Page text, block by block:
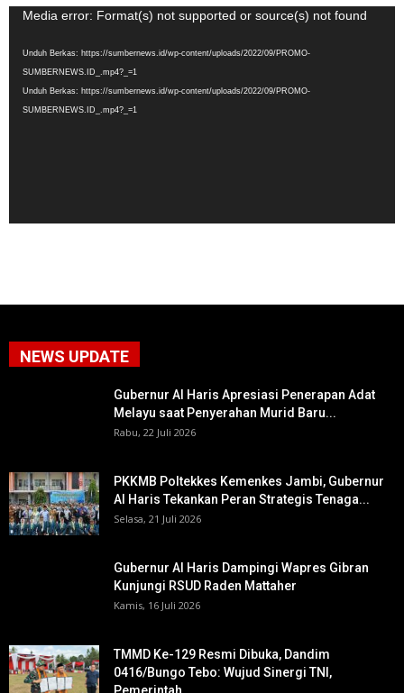
Pemutar
Media error: Format(s) not supported or source(s) not found
Unduh Berkas: https://sumbernews.id/wp-content/uploads/2022/09/PROMO-
SUMBERNEWS.ID_.mp4?_=1
Unduh Berkas: https://sumbernews.id/wp-content/uploads/2022/09/PROMO-
SUMBERNEWS.ID_.mp4?_=1
NEWS UPDATE
Gubernur Al Haris Apresiasi Penerapan Adat
Melayu saat Penyerahan Murid Baru...
Rabu, 22 Juli 2026
PKKMB Poltekkes Kemenkes Jambi, Gubernur
Al Haris Tekankan Peran Strategis Tenaga...
Selasa, 21 Juli 2026
Gubernur Al Haris Dampingi Wapres Gibran
Kunjungi RSUD Raden Mattaher
Kamis, 16 Juli 2026
TMMD Ke-129 Resmi Dibuka, Dandim
0416/Bungo Tebo: Wujud Sinergi TNI,